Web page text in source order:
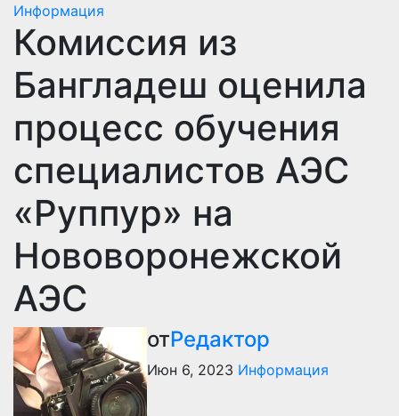
Информация
Комиссия из
Бангладеш оценила
процесс обучения
специалистов АЭС
«Руппур» на
Нововоронежской
АЭС
отРедактор
Июн 6, 2023 Информация